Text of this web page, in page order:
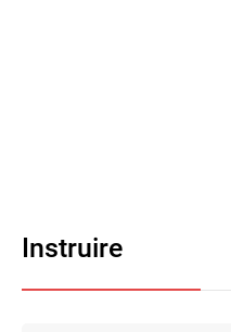
Instruire